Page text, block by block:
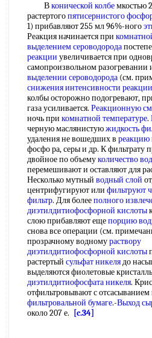
Вконической колбемкостью
растертогопятисернистого
1) прибавляют 255 мл 96%-ного
Реакция начинается при
выделением сероводорода
реакции увеличивается при
самопроизвольном разогревании
выделении сероводорода (см.
снижения интенсивности
колбы осторожно подогревают,
газа усиливается. Реакционную
ночь при комнатной температуре.
черную маслянистуюжидкость
удаления не вошедших в реакцию
фосфо ра, серы и др. К фильтрату
двойное по объемуколичество
перемешивают и оставляют для
Несколько мутный водный слой
центрифугируют или фильтруют
фильтр. Для болееполного
диэтилдитиофосфорной кислоты
слою прибавляют ещепорцию
снова все операции (см.
прозрачному водномураствору
диэтилдитиофосфорной кислоты
растертый сульфат никелядо
выделяются фиолетовые
диэтилдитиофосфата никеля.
отфильтровывают с
фильтровальной бумаге.-Выход
около 207 е.
[c.34]